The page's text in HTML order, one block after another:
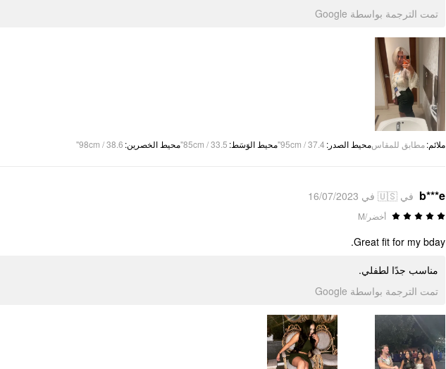
تمت الترجمة بواسطة Google
ملائم:مطابق للمقاسمحيط الصدر:
95cm / 37.4" محيط الوَسَط:
85cm / 33.5" محيط الخصرين:
98cm / 38.6"
b***e في 🇺🇸 في 16/07/2023
أخضر/M
Great fit for my bday.
مناسب جدًا لطفلي.
تمت الترجمة بواسطة Google